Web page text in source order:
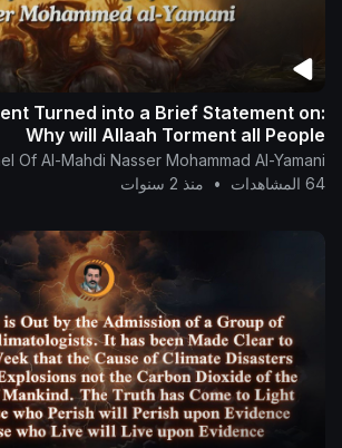
Turned into a Brief Statement on:
Why will Allaah Torment all People
64 المشاهدات
• منذ 2 سنوات